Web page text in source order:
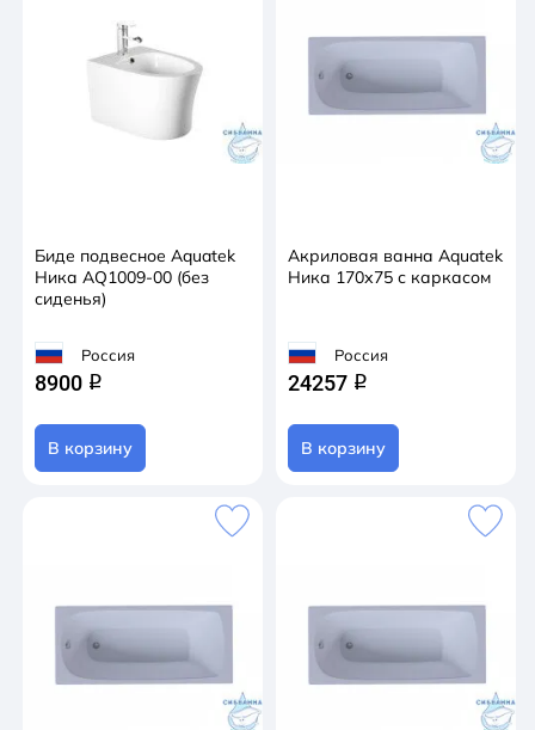
Биде подвесное Aquatek
Ника AQ1009-00 (без
сиденья)
Россия
8900 q
В корзину
Акриловая ванна Aquatek
Ника 170х75 с каркасом
Россия
24257 q
В корзину